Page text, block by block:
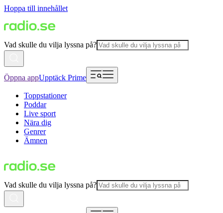
Hoppa till innehållet
Vad skulle du vilja lyssna på?
Öppna appUpptäck Prime
Toppstationer
Poddar
Live sport
Nära dig
Genrer
Ämnen
Vad skulle du vilja lyssna på?